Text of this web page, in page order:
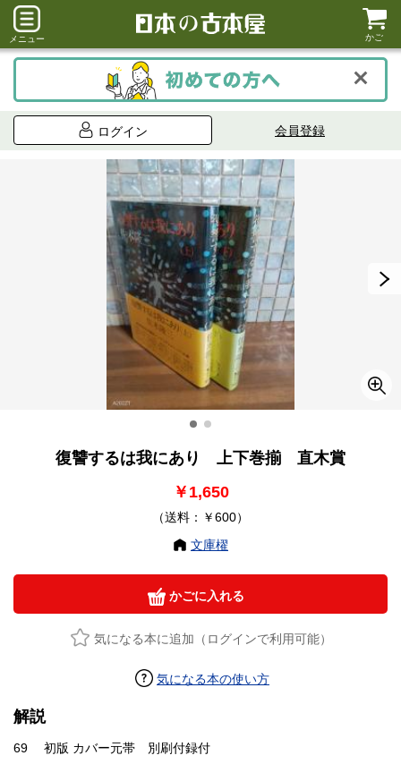
メニュー かご
ログイン 会員登録
復讐するは我にあり 上下巻揃 直木賞
￥1,650
（送料：￥600）
文庫櫂
かごに入れる
気になる本に追加（ログインで利用可能）
気になる本の使い方
解説
69 初版 カバー元帯 別刷付録付